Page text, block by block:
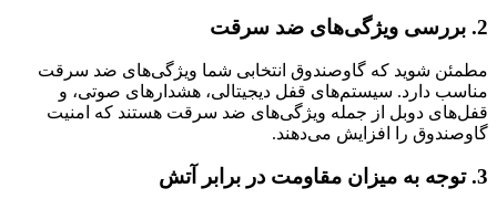
2. بررسی ویژگی‌های ضد سرقت
مطمئن شوید که گاوصندوق انتخابی شما ویژگی‌های ضد سرقت
مناسب دارد. سیستم‌های قفل دیجیتالی، هشدارهای صوتی، و
قفل‌های دوبل از جمله ویژگی‌های ضد سرقت هستند که امنیت
گاوصندوق را افزایش می‌دهند.
3. توجه به میزان مقاومت در برابر آتش